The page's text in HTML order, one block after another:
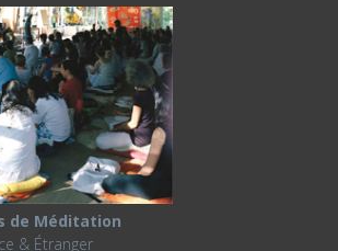
de Méditation
& Étranger